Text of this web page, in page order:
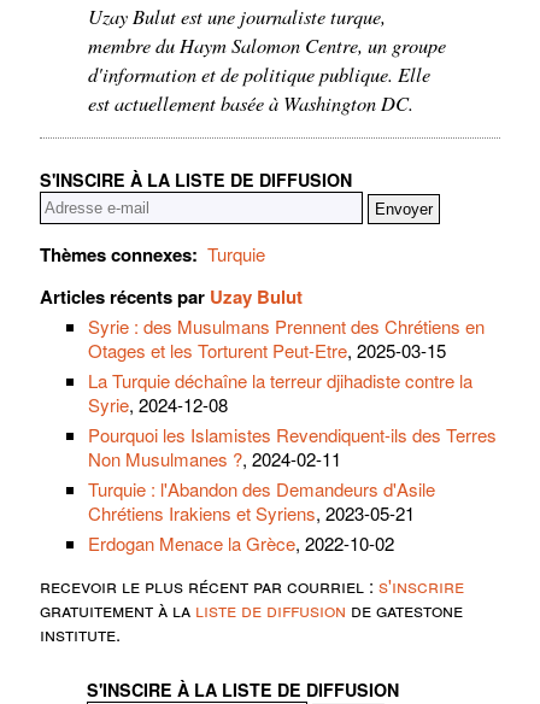
Uzay Bulut est une journaliste turque,
membre du Haym Salomon Centre, un groupe
d'information et de politique publique. Elle
est actuellement basée à Washington DC.
S'INSCIRE À LA LISTE DE DIFFUSION
Thèmes connexes: Turquie
Articles récents par Uzay Bulut
Syrie : des Musulmans Prennent des Chrétiens en
Otages et les Torturent Peut-Etre, 2025-03-15
La Turquie déchaîne la terreur djihadiste contre la
Syrie, 2024-12-08
Pourquoi les Islamistes Revendiquent-ils des Terres
Non Musulmanes ?, 2024-02-11
Turquie : l'Abandon des Demandeurs d'Asile
Chrétiens Irakiens et Syriens, 2023-05-21
Erdogan Menace la Grèce, 2022-10-02
recevoir le plus récent par courriel : s'inscrire
gratuitement à la liste de diffusion de gatestone
institute.
S'INSCIRE À LA LISTE DE DIFFUSION